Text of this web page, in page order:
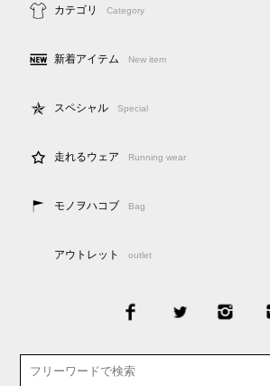
カテゴリ Category
新着アイテム New item
スペシャル Special
走れるウェア Running wear
モノヲハコブ Bag
アウトレット outlet